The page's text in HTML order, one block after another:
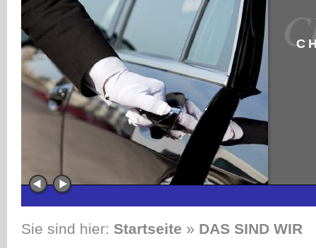
Sie sind hier: Startseite » DAS SIND WIR